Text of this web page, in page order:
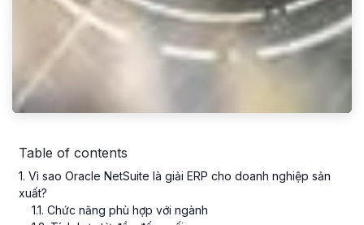
Table of contents
1. Vì sao Oracle NetSuite là giải ERP cho doanh nghiệp sản
xuất?
1.1. Chức năng phù hợp với ngành